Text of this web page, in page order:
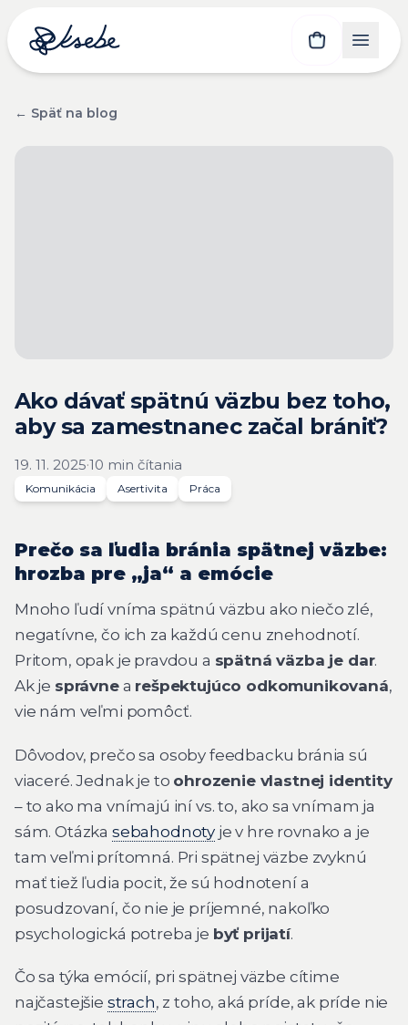
← Späť na blog
Ako dávať spätnú väzbu bez toho,
aby sa zamestnanec začal brániť?
19. 11. 2025·10 min čítania
Komunikácia Asertivita Práca
Prečo sa ľudia bránia spätnej väzbe:
hrozba pre „ja“ a emócie
Mnoho ľudí vníma spätnú väzbu ako niečo zlé,
negatívne, čo ich za každú cenu znehodnotí.
Pritom, opak je pravdou a spätná väzba je dar.
Ak je správnea rešpektujúco odkomunikovaná,
vie nám veľmi pomôcť.
Dôvodov, prečo sa osoby feedbacku bránia sú
viaceré. Jednak je to ohrozenie vlastnej identity
– to ako ma vnímajú iní vs. to, ako sa vnímam ja
sám. Otázka sebahodnoty je v hre rovnako a je
tam veľmi prítomná. Pri spätnej väzbe zvyknú
mať tiež ľudia pocit, že sú hodnotení a
posudzovaní, čo nie je príjemné, nakoľko
psychologická potreba je byť prijatí.
Čo sa týka emócií, pri spätnej väzbe cítime
najčastejšie strach, z toho, aká príde, ak príde nie